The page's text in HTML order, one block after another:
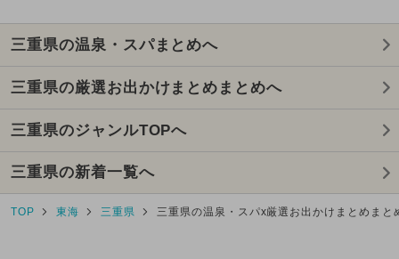
三重県の温泉・スパまとめへ
三重県の厳選お出かけまとめまとめへ
三重県のジャンルTOPへ
三重県の新着一覧へ
TOP 東海 三重県 三重県の温泉・スパx厳選お出かけまとめまと